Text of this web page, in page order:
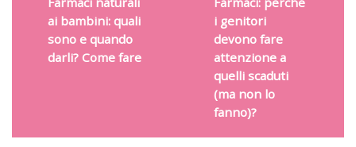
ai bambini: quali
sono e quando
darli? Come fare
i genitori
devono fare
attenzione a
quelli scaduti
(ma non lo
fanno)?